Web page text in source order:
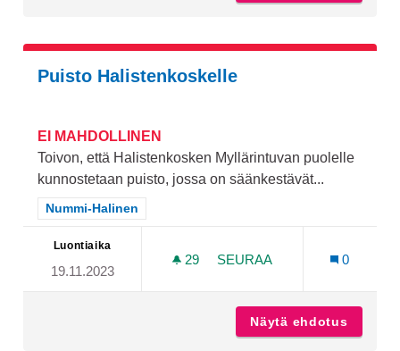
Puisto Halistenkoskelle
EI MAHDOLLINEN
Toivon, että Halistenkosken Myllärintuvan puolelle
kunnostetaan puisto, jossa on säänkestävät...
Rajaa tulokset teeman mukaan: Nummi-Halinen
Nummi-Halinen
Luontiaika
19.11.2023
29 29 SEURAAJAA
SEURAA
0
Näytä ehdotus